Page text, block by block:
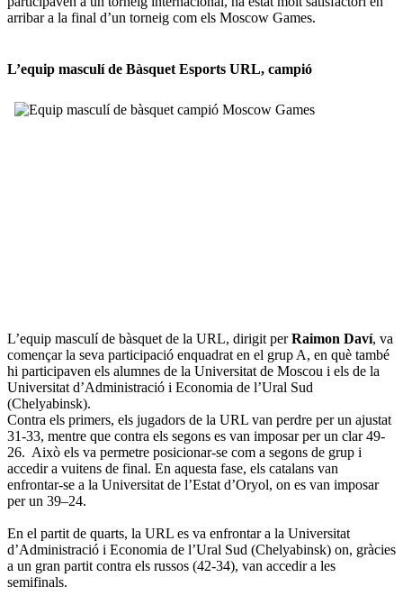
arribar a la final d’un torneig com els Moscow Games.
L’equip masculí de Bàsquet Esports URL, campió
L’equip masculí de bàsquet de la URL, dirigit perRaimon Daví, va
començar la seva participació enquadrat en el grup A, en què també
hi participaven els alumnes de la Universitat de Moscou i els de la
Universitat d’Administració i Economia de l’Ural Sud
(Chelyabinsk).
Contra els primers, els jugadors de la URL van perdre per un ajustat
31-33, mentre que contra els segons es van imposar per un clar 49-
26. Això els va permetre posicionar-se com a segons de grup i
accedir a vuitens de final. En aquesta fase, els catalans van
enfrontar-se a la Universitat de l’Estat d’Oryol, on es van imposar
per un 39–24.
En el partit de quarts, la URL es va enfrontar a la Universitat
d’Administració i Economia de l’Ural Sud (Chelyabinsk) on, gràcies
a un gran partit contra els russos (42-34), van accedir a les
semifinals.